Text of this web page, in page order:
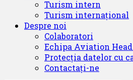
Turism intern
Turism internațional
Despre noi
Colaboratori
Echipa Aviation
Protecția datelor cu
Contactați-ne